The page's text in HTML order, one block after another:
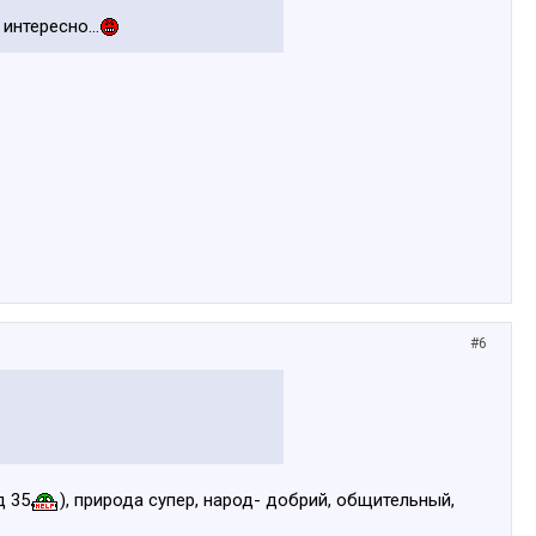
#6
35 ), природа супер, народ- добрий, общительный,